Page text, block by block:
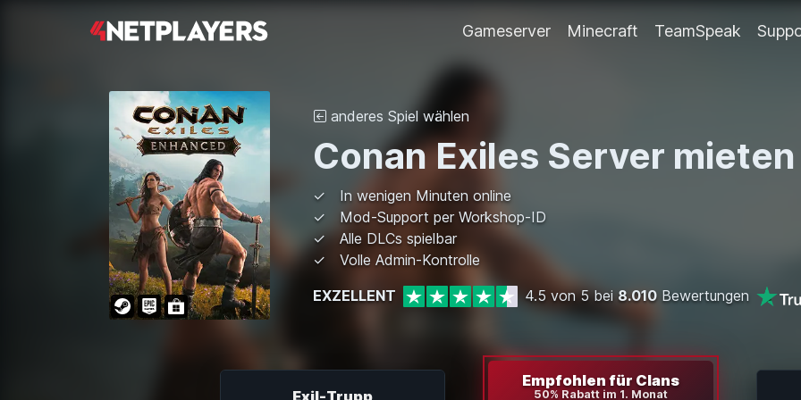
Gameserver Minecraft TeamSpeak
anderes Spiel wählen
Conan Exiles Server mieten
In wenigen Minuten online
Mod-Support per Workshop-ID
Alle DLCs spielbar
Volle Admin-Kontrolle
EXZELLENT
4.5 von 5 bei8.010 Bewertungen
Exil-Trupp
Empfohlen für Clans
50% Rabatt im 1. Monat